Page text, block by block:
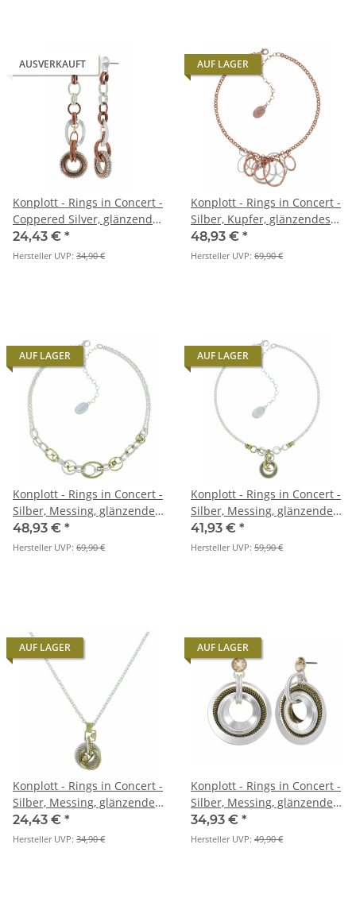
AUSVERKAUFT
Konplott - Rings in Concert -
Coppered Silver, glänzendes
Silber / Antikkupfer,
Ohrringe mit Stecker und
24,43 € *
Hersteller UVP: 34,90 €
AUF LAGER
Konplott - Rings in Concert -
Silber, Kupfer, glänzendes
Silber, glänzendes Kupfer,
Halskette
48,93 € *
Hersteller UVP: 69,90 €
AUF LAGER
Konplott - Rings in Concert -
Silber, Messing, glänzendes
Messing, glänzendes Silber,
Halskette
48,93 € *
Hersteller UVP: 69,90 €
AUF LAGER
Konplott - Rings in Concert -
Silber, Messing, glänzendes
Messing, glänzendes Silber,
Halskette
41,93 € *
Hersteller UVP: 59,90 €
AUF LAGER
Konplott - Rings in Concert -
Silber, Messing, glänzendes
Messing, glänzendes Silber,
Halskette mit Anhänger
24,43 € *
Hersteller UVP: 34,90 €
AUF LAGER
Konplott - Rings in Concert -
Silber, Messing, glänzendes
Messing, glänzendes Silber,
Ohrringe mit Stecker und
34,93 € *
Hersteller UVP: 49,90 €